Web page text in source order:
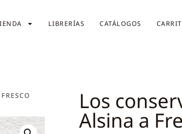
LIBRERÍAS CATÁLOGOS
Los
Alsina a